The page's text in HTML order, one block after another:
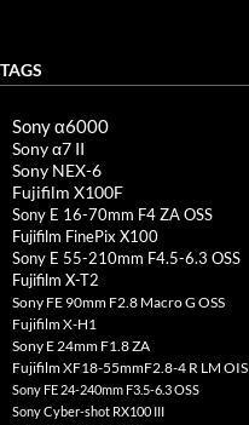
TAGS
Sony α6000
Sony α7 II
Sony NEX-6
Fujifilm X100F
Sony E 16-70mm F4 ZA OSS
Fujifilm FinePix X100
Sony E 55-210mm F4.5-6.3 OSS
Fujifilm X-T2
Sony FE 90mm F2.8 Macro G OSS
Fujifilm X-H1
Sony E 24mm F1.8 ZA
Fujifilm XF18-55mmF2.8-4 R LM OIS
Sony FE 24-240mm F3.5-6.3 OSS
Sony Cyber-shot RX100 III